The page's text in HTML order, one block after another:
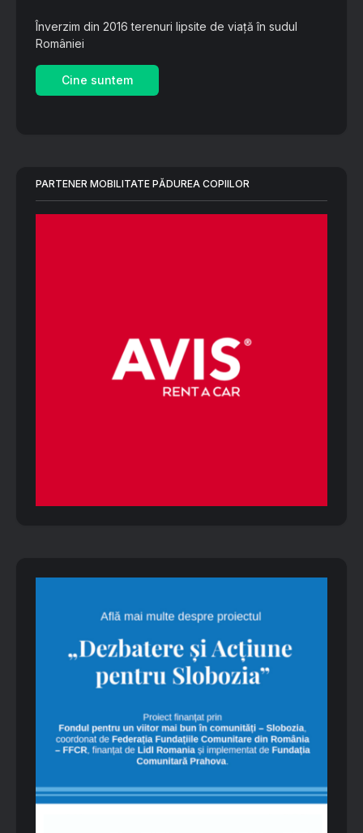
Înverzim din 2016 terenuri lipsite de viață în sudul
României
Cine suntem
PARTENER MOBILITATE PĂDUREA COPIILOR